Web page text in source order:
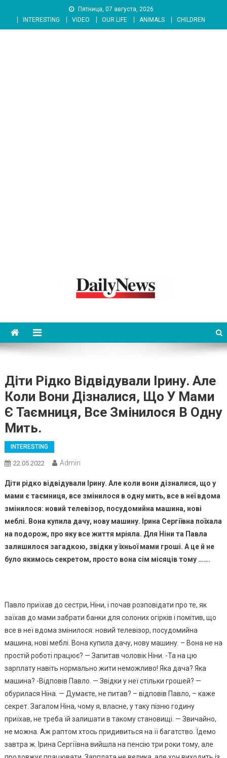
content
Пятница, 07 августа, 2026
INTERESTING
VIDEO OUR LIFE ANIMALS CHILDREN
Діти Рідко Відвідували Ірину. Але
Коли Вони Дізналися, Що У Мами
Є Таємниця, Все Змінилося В Одну
Мить.
INTERESTING
22.05.2022 Admin
Діти рідко відвідували Ірину. Але коли вони дізналися, що у
мами є таємниця, все змінилося в одну мить, все в неї вдома
змінилося: новий телевізор, посудомийна машина, нові
меблі. Вона купила дачу, нову машину. Ірина Сергіївна поїхала
на подорож, про яку все життя мріяла. Для Ніни та Павла
залишилося загадкою, звідки у їхньої мами гроші. А це й не
було якимось секретом, просто вона сім місяців тому …….
Павло приїхав до сестри, Ніни, і почав розповідати про те, як
заїхав до мами забрати банки для солоних огірків і помітив, що
все в неї вдома змінилося: новий телевізор, посудомийна
машина, нові меблі. Вона купила дачу, нову машину. – Вона не на
простій роботі працює? — Запитав чоловік Ніни. -Та на цю
зарплату навіть нормально жити неможливо! Яка дача? Яка
машина? -Відповів Павло. — Звідки у неї стільки грошей? —
обурилася Ніна. — Думаєте, не питав? – відповів Павло, – каже
секрет. Загалом Ніна, чому я, власне, у таку пізню годину
приїхав, не треба їй залишати в такому становищі. — Звичайно,
не можна. Аж раптом хтось придивиться на її багатство. Їдемо
завтра ж. Ірина Сергіївна вийшла на пенсію три роки тому, але